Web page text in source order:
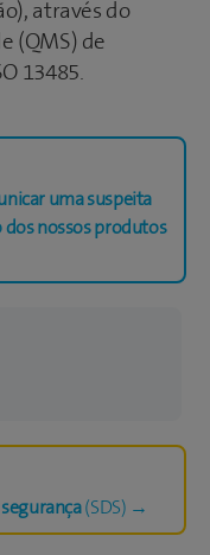
através do
(QMS) de
13485.
uma suspeita
dos nossos produtos
(SDS) →